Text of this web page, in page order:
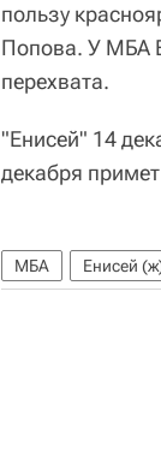
пользу
Попова. У МБА
перехвата.
"Енисей" 14
декабря
МБА Енисей